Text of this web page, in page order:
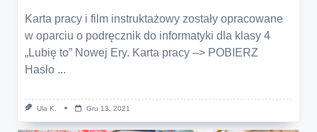
Karta pracy i film instruktażowy zostały opracowane
w oparciu o podręcznik do informatyki dla klasy 4
„Lubię to” Nowej Ery. Karta pracy –> POBIERZ
Hasło ...
Ula K. Gru 13, 2021